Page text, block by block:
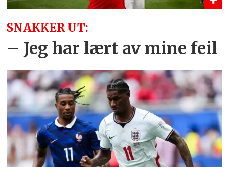
SNAKKER UT:
– Jeg har lært av mine feil